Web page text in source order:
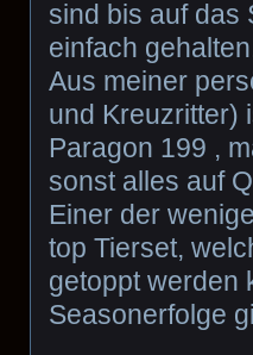
sind bis auf das
einfach
Aus meiner
und Kreuzritter)
Paragon 199 ,
sonst alles auf
Einer der
top Tierset,
getoppt
Seasonerfolge